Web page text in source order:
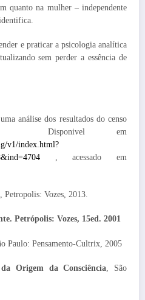
quanto na mulher – independente
e praticar a psicologia analítica
sem perder a essência de
análise dos resultados do censo
Disponivel em
v1/index.html?
, acessado em
Vozes, 2013.
Petrópolis: Vozes, 15ed. 2001
Paulo: Pensamento-Cultrix, 2005
Origem da Consciência , São